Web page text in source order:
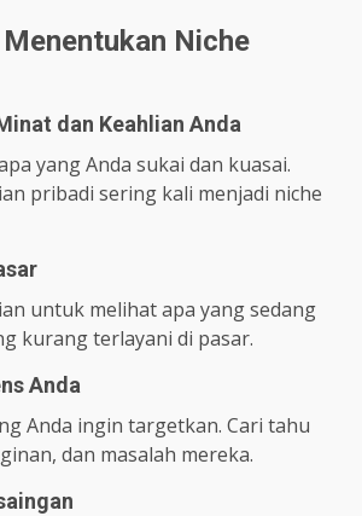
Niche
dan Keahlian Anda
yang Anda sukai dan kuasai.
pribadi sering kali menjadi niche
untuk melihat apa yang sedang
kurang terlayani di pasar.
Anda
Anda ingin targetkan. Cari tahu
dan masalah mereka.